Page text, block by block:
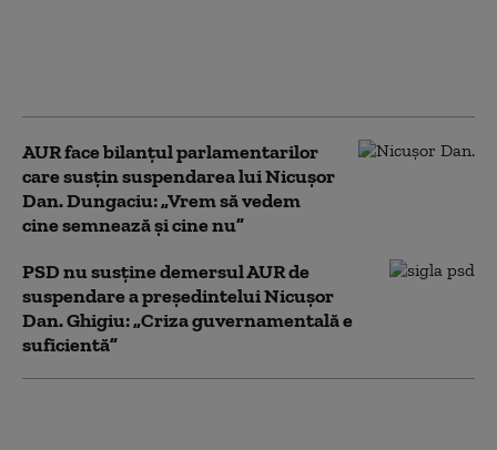
AUR face bilanțul parlamentarilor
care susțin suspendarea lui Nicușor
Dan. Dungaciu: „Vrem să vedem
cine semnează și cine nu”
PSD nu susține demersul AUR de
suspendare a președintelui Nicușor
Dan. Ghigiu: „Criza guvernamentală e
suficientă”